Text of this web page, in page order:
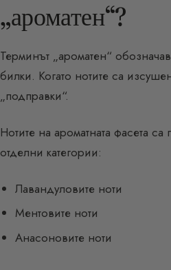
„ароматен“?
Терминът „ароматен“
билки. Когато нотите са
„подправки“.
Нотите на ароматната фасета
отделни категории:
Лавандуловите ноти
Ментовите ноти
Анасоновите ноти